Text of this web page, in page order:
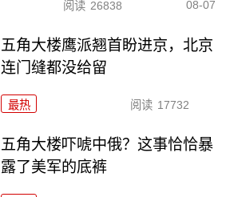
阅读 26838 08-07
五角大楼鹰派翘首盼进京，北京
连门缝都没给留
最热 阅读 17732
五角大楼吓唬中俄？这事恰恰暴
露了美军的底裤